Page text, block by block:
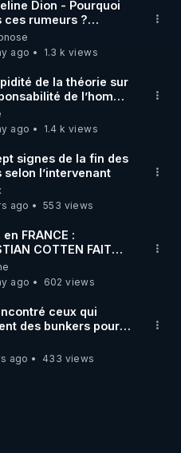
de méditation et
code
Dion - Pourquoi
ces rumeurs ?
sous hypnose
ago
1.3 k views
de la théorie sur
de l’homme
le dioxyde de
ago
1.4 k views
signes de la fin des
selon l’intervenant
ago
553 views
en FRANCE :
COTTEN FAIT
découverte
ago
602 views
ceux qui
des bunkers pour
à la fin du monde
ago
433 views